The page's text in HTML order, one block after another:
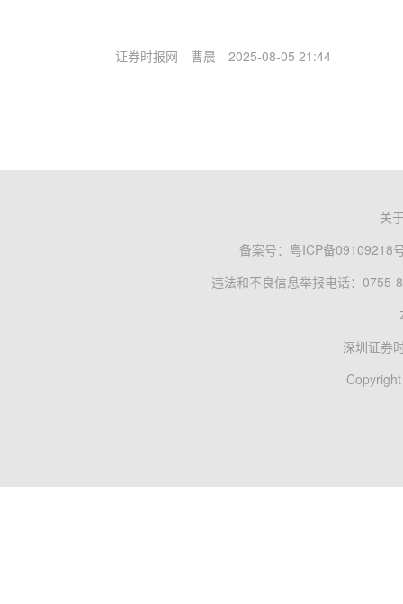
证券时报网 曹晨 2025-08-05 21:44
关
备案号： 粤ICP备09109218
违法和不良信息举报电话：0755-
深圳证券